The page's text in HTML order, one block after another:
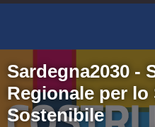
Sardegna2030 -
Regionale per
Sostenibile